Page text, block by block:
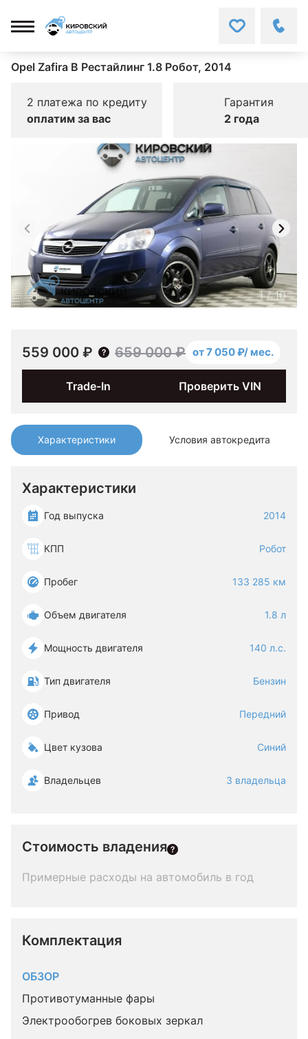
Opel Zafira B Рестайлинг 1.8 Робот, 2014
2 платежа по кредиту
оплатим за вас
Гарантия
2 года
Характеристики Условия автокредита
Характеристики
Год выпуска 2014
КПП Робот
Пробег 133 285 км
Объем двигателя 1.8 л
Мощность двигателя 140 л.с.
Тип двигателя Бензин
Привод Передний
Цвет кузова Синий
Владельцев 3 владельца
Стоимость владения
Примерные расходы на автомобиль в год
Комплектация
ОБЗОР
Противотуманные фары
Электрообогрев боковых зеркал
1/10
559 000 ₽ 659 000 ₽ от 7 050 ₽/ мес.
Trade-In Проверить VIN